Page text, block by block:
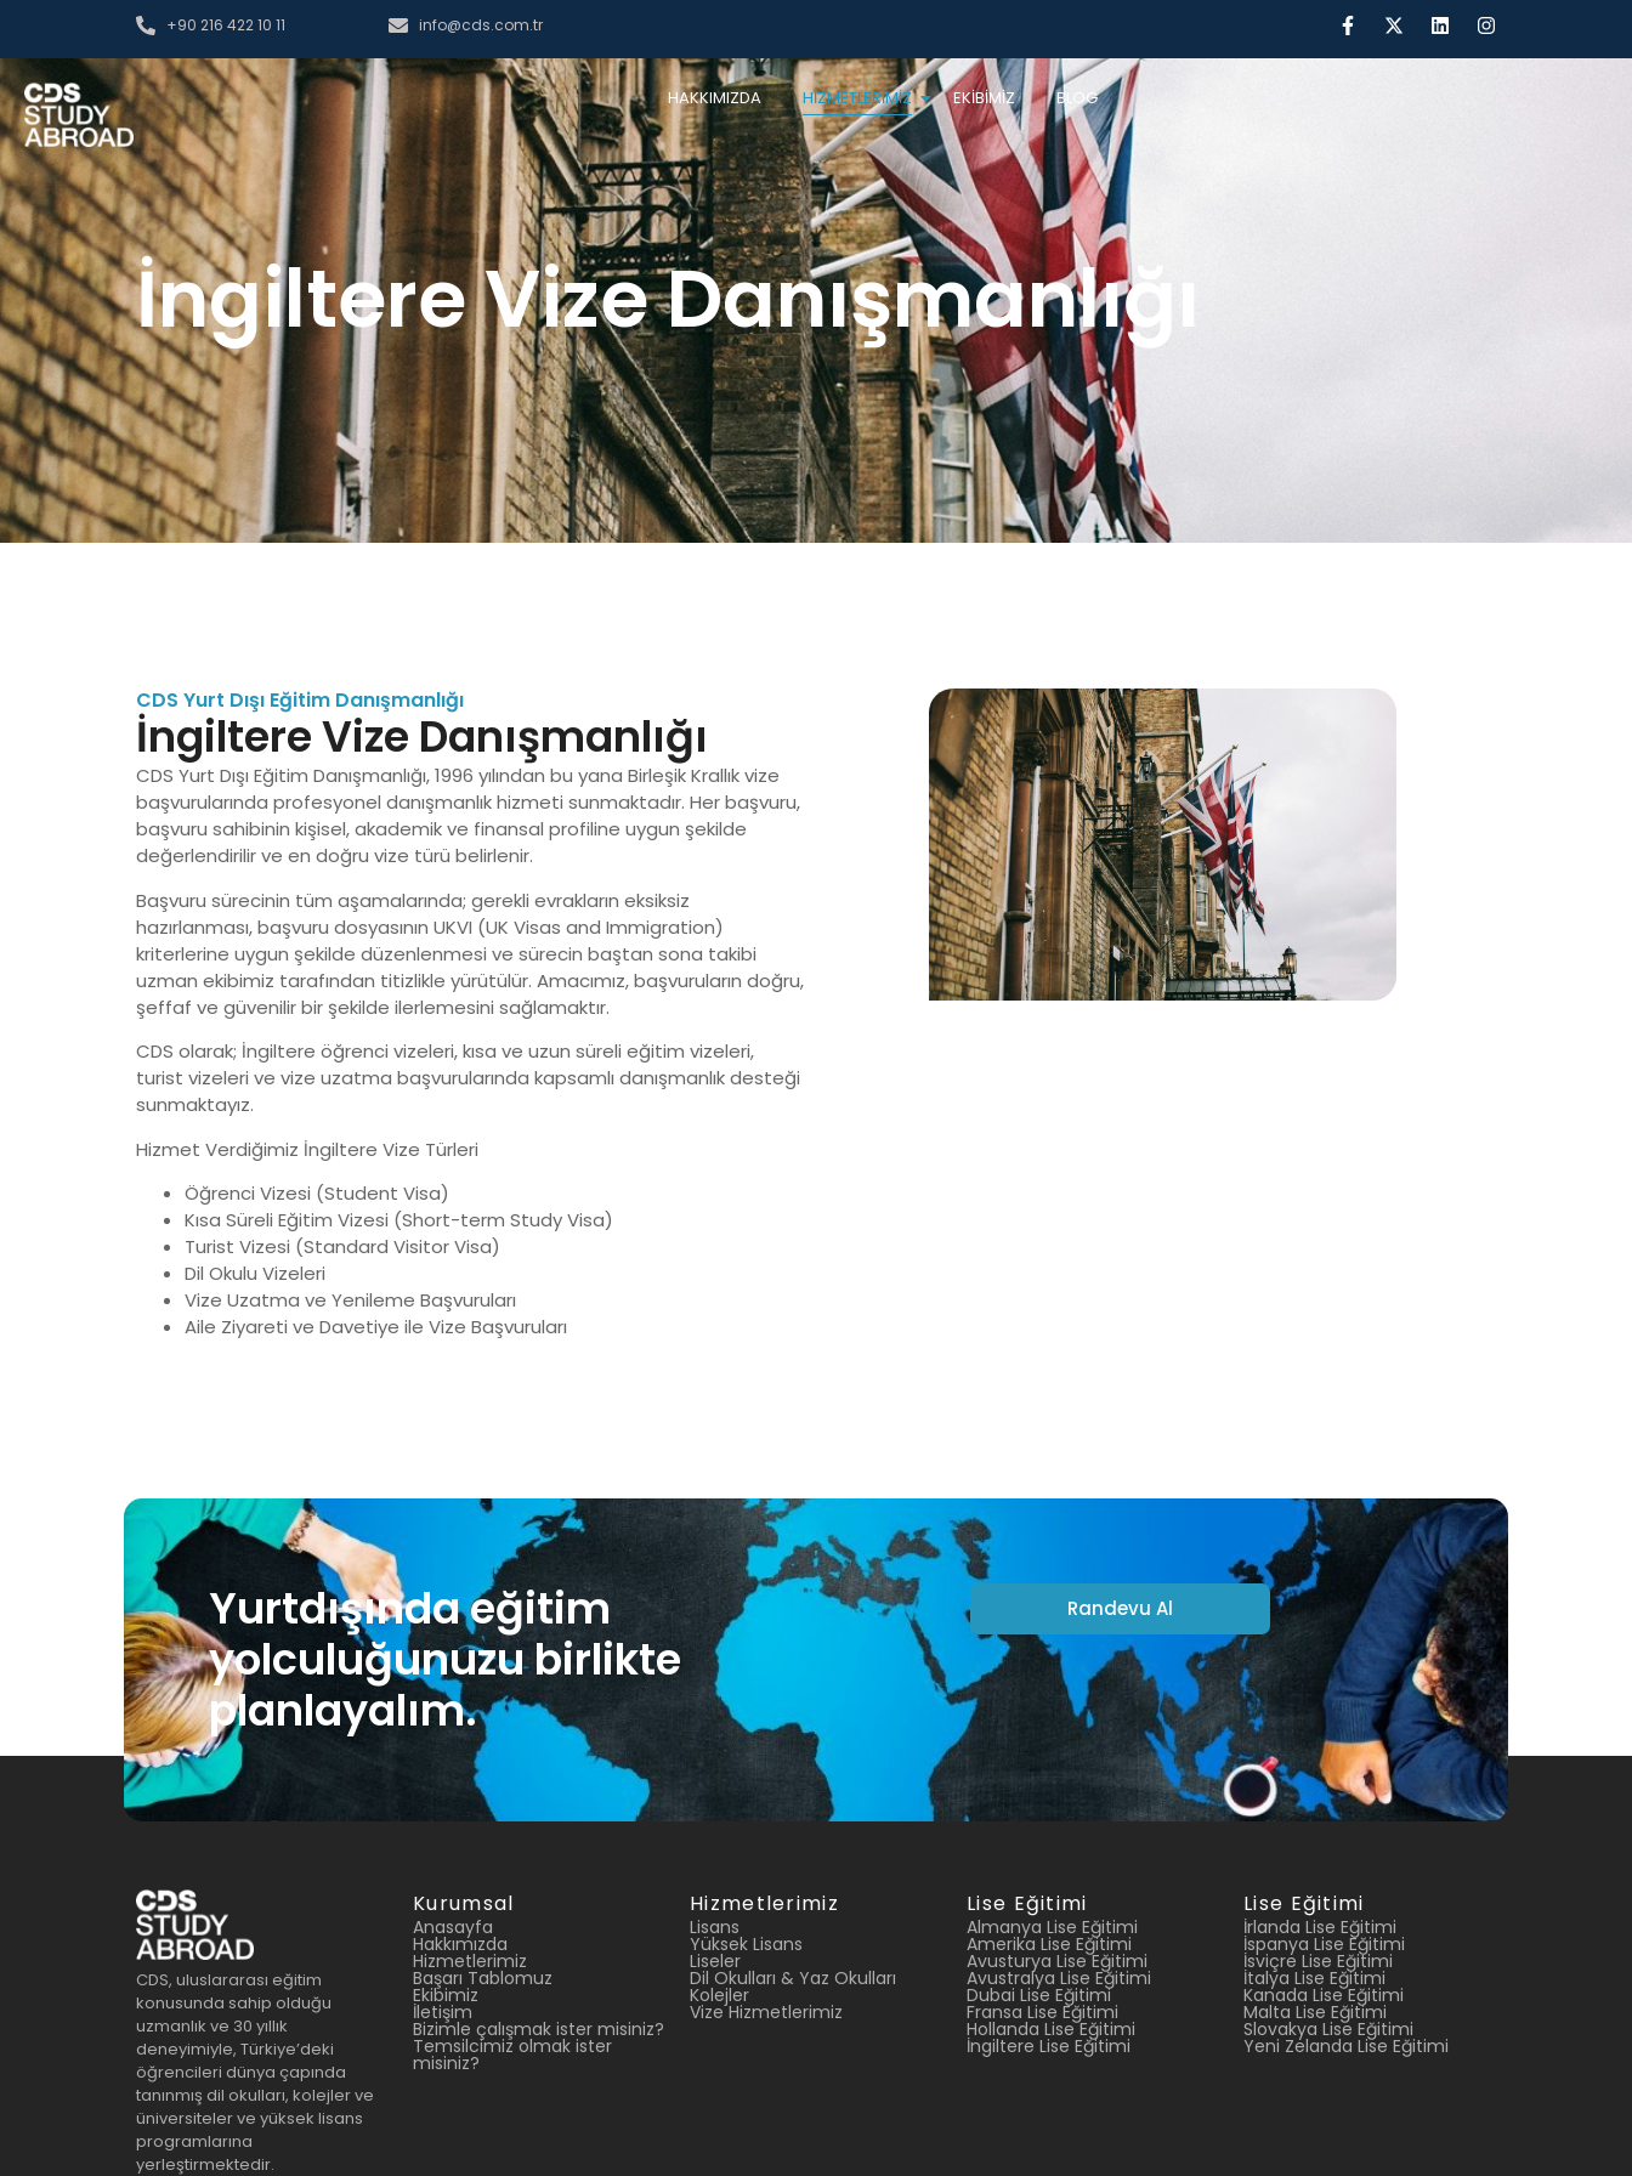
+90 216 422 10 11 info@cds.com.tr
HAKKIMIZDA HİZMETLERİMİZ EKİBİMİZ BLOG
İngiltere Vize Danışmanlığı
CDS Yurt Dışı Eğitim Danışmanlığı
İngiltere Vize Danışmanlığı
CDS Yurt Dışı Eğitim Danışmanlığı, 1996 yılından bu yana Birleşik Krallık vize
başvurularında profesyonel danışmanlık hizmeti sunmaktadır. Her başvuru,
başvuru sahibinin kişisel, akademik ve finansal profiline uygun şekilde
değerlendirilir ve en doğru vize türü belirlenir.
Başvuru sürecinin tüm aşamalarında; gerekli evrakların eksiksiz
hazırlanması, başvuru dosyasının UKVI (UK Visas and Immigration)
kriterlerine uygun şekilde düzenlenmesi ve sürecin baştan sona takibi
uzman ekibimiz tarafından titizlikle yürütülür. Amacımız, başvuruların doğru,
şeffaf ve güvenilir bir şekilde ilerlemesini sağlamaktır.
CDS olarak; İngiltere öğrenci vizeleri, kısa ve uzun süreli eğitim vizeleri,
turist vizeleri ve vize uzatma başvurularında kapsamlı danışmanlık desteği
sunmaktayız.
Hizmet Verdiğimiz İngiltere Vize Türleri
Öğrenci Vizesi (Student Visa)
Kısa Süreli Eğitim Vizesi (Short-term Study Visa)
Turist Vizesi (Standard Visitor Visa)
Dil Okulu Vizeleri
Vize Uzatma ve Yenileme Başvuruları
Aile Ziyareti ve Davetiye ile Vize Başvuruları
Yurtdışında eğitim
yolculuğunuzu birlikte
planlayalım.
Randevu Al
CDS, uluslararası eğitim
konusunda sahip olduğu
uzmanlık ve 30 yıllık
deneyimiyle, Türkiye’deki
öğrencileri dünya çapında
tanınmış dil okulları, kolejler ve
üniversiteler ve yüksek lisans
programlarına
yerleştirmektedir.
Kurumsal
Anasayfa
Hakkımızda
Hizmetlerimiz
Başarı Tablomuz
Ekibimiz
İletişim
Bizimle çalışmak ister misiniz?
Temsilcimiz olmak ister
misiniz?
Hizmetlerimiz
Lisans
Yüksek Lisans
Liseler
Dil Okulları & Yaz Okulları
Kolejler
Vize Hizmetlerimiz
Lise Eğitimi
Almanya Lise Eğitimi
Amerika Lise Eğitimi
Avusturya Lise Eğitimi
Avustralya Lise Eğitimi
Dubai Lise Eğitimi
Fransa Lise Eğitimi
Hollanda Lise Eğitimi
İngiltere Lise Eğitimi
Lise Eğitimi
İrlanda Lise Eğitimi
İspanya Lise Eğitimi
İsviçre Lise Eğitimi
İtalya Lise Eğitimi
Kanada Lise Eğitimi
Malta Lise Eğitimi
Slovakya Lise Eğitimi
Yeni Zelanda Lise Eğitimi